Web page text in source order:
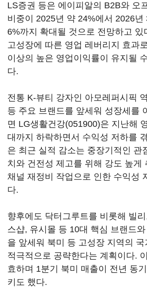
LS증권 등은 에이피알의 B2B와 오
비중이 2025년 약 24%에서 2026년
6%까지 확대될 것으로 전망하고 있
고성장에 따른 영업 레버리지 효과
이상의 높은 영업이익률이 유지될
다.
전통 K-뷰티 강자인 아모레퍼시픽
등 주요 브랜드를 앞세워 성장세를
면 LG생활건강(051900)은 지난해
대까지 하락하면서 수익성 저하를
은 최근 실적 감소는 중장기적인 관
치와 건전성 제고를 위해 강도 높게
채널 재정비 작업으로 인한 수익성
다.
향후에도 닥터그루트를 비롯해 빌리
스샵, 유시몰 등 10대 핵심 브랜드
을 앞세워 북미 등 고성장 지역의
적극적으로 공략한다는 계획이다.
효하며 1분기 북미 매출이 전년 동
키도 했다.